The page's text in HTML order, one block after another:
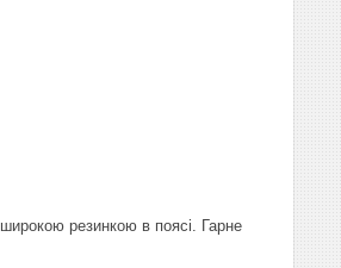
резинкою в поясі. Гарне